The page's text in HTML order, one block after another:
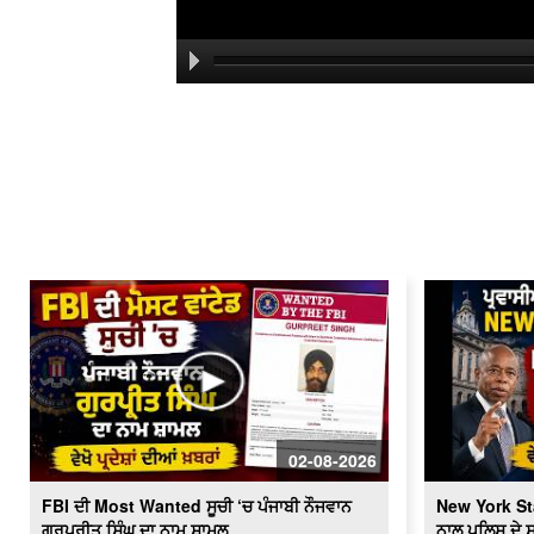
02-08-2026
FBI ਦੀ Most Wanted ਸੂਚੀ ‘ਚ ਪੰਜਾਬੀ ਨੌਜਵਾਨ
New York